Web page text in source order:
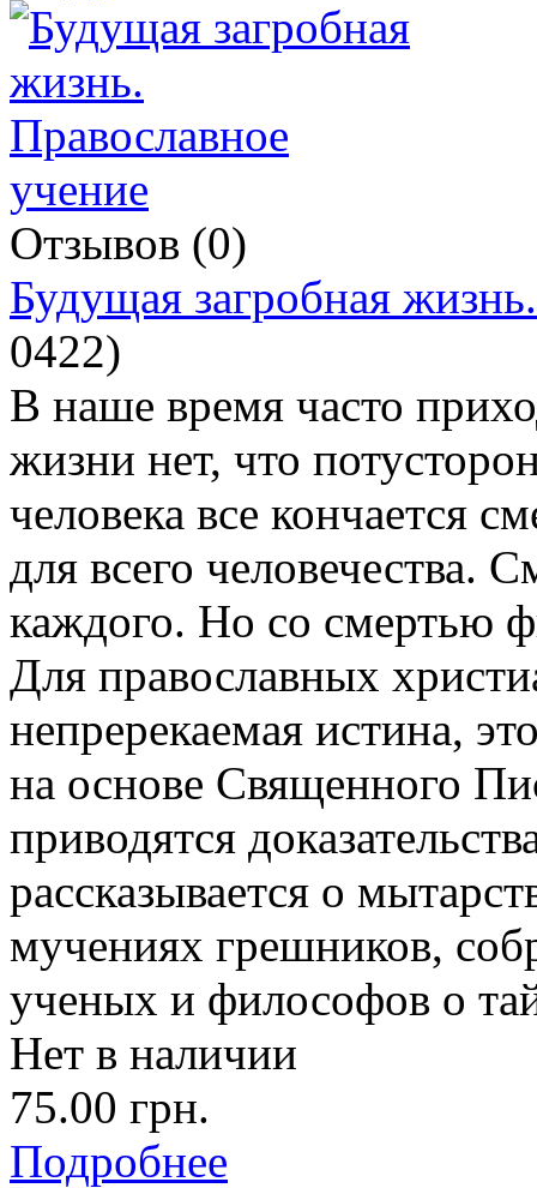
Отзывов (0)
Будущая загробная
0422)
В наше время часто
жизни нет, что
человека все кончается
для всего человечества.
каждого. Но со смертью
Для православных
непререкаемая истина,
на основе Священного
приводятся
рассказывается о
мучениях грешников,
ученых и философов о
Нет в наличии
75.00 грн.
Подробнее